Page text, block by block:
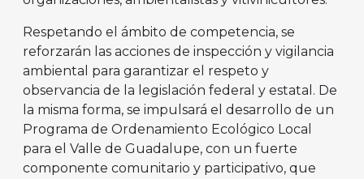
Respetando el ámbito de competencia, se
reforzarán las acciones de inspección y vigilancia
ambiental para garantizar el respeto y
observancia de la legislación federal y estatal. De
la misma forma, se impulsará el desarrollo de un
Programa de Ordenamiento Ecológico Local
para el Valle de Guadalupe, con un fuerte
componente comunitario y participativo, que